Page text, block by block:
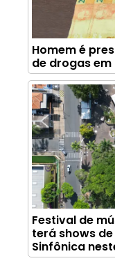
Homem é
de drogas em
Festival de
terá shows
Sinfônica